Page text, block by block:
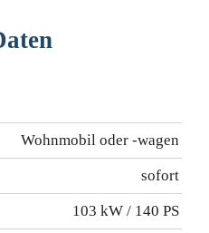
Wohnmobil oder -wagen
sofort
103 kW / 140 PS